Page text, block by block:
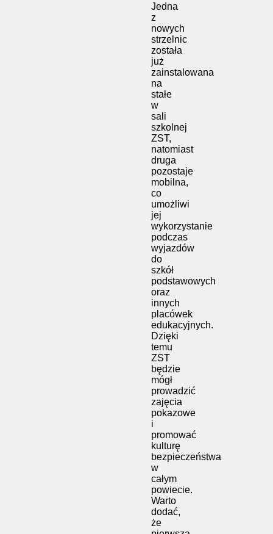
Jedna
z
nowych
strzelnic
została
już
zainstalowana
na
stałe
w
sali
szkolnej
ZST,
natomiast
druga
pozostaje
mobilna,
co
umożliwi
jej
wykorzystanie
podczas
wyjazdów
do
szkół
podstawowych
oraz
innych
placówek
edukacyjnych.
Dzięki
temu
ZST
będzie
mógł
prowadzić
zajęcia
pokazowe
i
promować
kulturę
bezpieczeństwa
w
całym
powiecie.
Warto
dodać,
że